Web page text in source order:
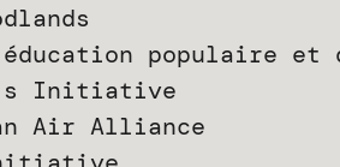
populaire et
Initiative
Air Alliance